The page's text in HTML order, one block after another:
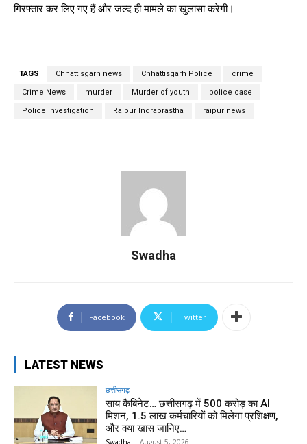
गिरफ्तार कर लिए गए हैं और जल्द ही मामले का खुलासा करेगी।
TAGS Chhattisgarh news Chhattisgarh Police crime
Crime News murder Murder of youth police case
Police Investigation Raipur Indraprastha raipur news
Swadha
Facebook Twitter
LATEST NEWS
छत्तीसगढ़
साय कैबिनेट… छत्तीसगढ़ में 500 करोड़ का AI
मिशन, 1.5 लाख कर्मचारियों को मिलेगा प्रशिक्षण,
और क्या खास जानिए…
Swadha - August 5, 2026